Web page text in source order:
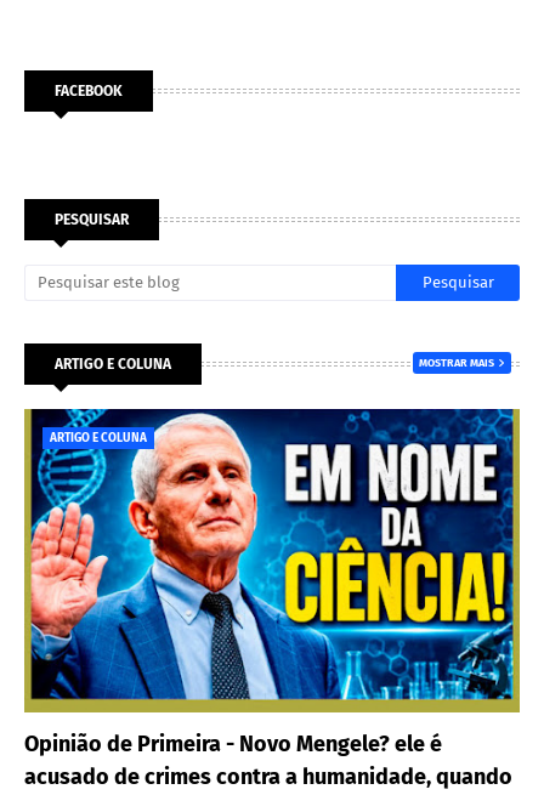
FACEBOOK
PESQUISAR
ARTIGO E COLUNA MOSTRAR MAIS
ARTIGO E COLUNA
Opinião de Primeira - Novo Mengele? ele é
acusado de crimes contra a humanidade, quando